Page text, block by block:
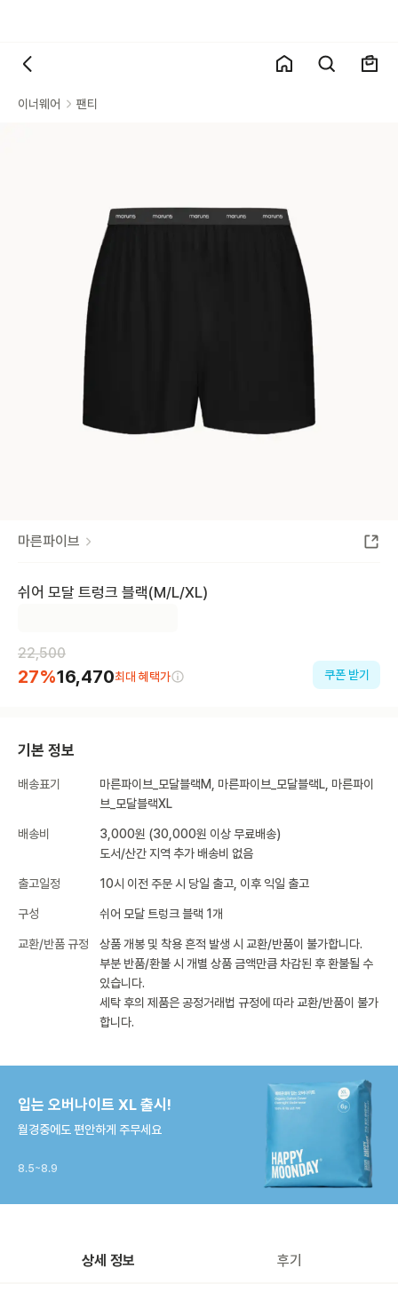
이너웨어 팬티
마른파이브
쉬어 모달 트렁크 블랙(M/L/XL)
22,500
27%16,470최대 혜택가 쿠폰 받기
기본 정보
배송표기
마른파이브_모달블랙M, 마른파이브_모달블랙L, 마른파이
브_모달블랙XL
배송비
3,000원 (30,000원 이상 무료배송)
도서/산간 지역 추가 배송비 없음
출고일정 10시 이전 주문 시 당일 출고, 이후 익일 출고
구성 쉬어 모달 트렁크 블랙 1개
교환/반품 규정
상품 개봉 및 착용 흔적 발생 시 교환/반품이 불가합니다.
부분 반품/환불 시 개별 상품 금액만큼 차감된 후 환불될 수
있습니다.
세탁 후의 제품은 공정거래법 규정에 따라 교환/반품이 불가
합니다.
입는 오버나이트 XL 출시!
월경중에도 편안하게 주무세요
8.5~8.9
상세 정보 후기